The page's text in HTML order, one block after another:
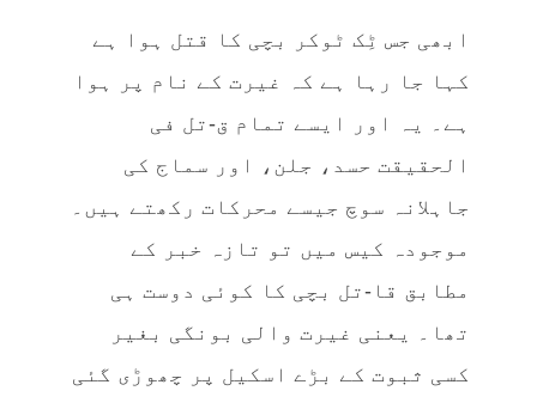
ابھی جس ٹِک ٹوکر بچی کا قتل ہوا ہے
کہا جا رہا ہے کہ غیرت کے نام پر ہوا
ہے۔ یہ اور ایسے تمام ق-تل فی
الحقیقت حسد، جلن، اور سماج کی
جاہلانہ سوچ جیسے محرکات رکھتے ہیں۔
موجودہ کیس میں تو تازہ خبر کے
مطابق قا-تل بچی کا کوئی دوست ہی
تھا۔ یعنی غیرت والی بونگی بغیر
کسی ثبوت کے بڑے اسکیل پر چھوڑی گئی